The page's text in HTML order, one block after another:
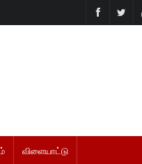
விளையாட்டு